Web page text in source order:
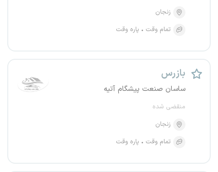
زنجان
تمام وقت
پاره وقت
بازرس
ساسان صنعت پیشگام آتیه
منقضی شده
زنجان
تمام وقت
پاره وقت